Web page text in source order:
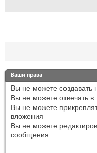
Ваши права
Вы не можете создавать
Вы не можете отвечать в
Вы не можете
вложения
Вы не можете
сообщения